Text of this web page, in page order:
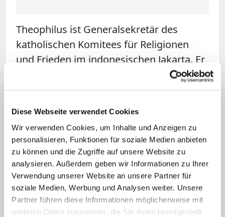
Diese Webseite verwendet Cookies
Wir verwenden Cookies, um Inhalte und Anzeigen zu
personalisieren, Funktionen für soziale Medien anbieten
zu können und die Zugriffe auf unsere Website zu
analysieren. Außerdem geben wir Informationen zu Ihrer
Verwendung unserer Website an unsere Partner für
soziale Medien, Werbung und Analysen weiter. Unsere
Partner führen diese Informationen möglicherweise mit
weiteren Daten zusammen, die Sie ihnen bereitgestellt
Theophilus ist Generalsekretär des
katholischen Komitees für Religionen
und Frieden im indonesischen Jakarta. Er
kämpft seit Jahren für die Einhaltung der
zunehmend extremistische Gruppen
Minderheiten wie Christen, aber auch
schiitische Muslime. Die Extremisten
werden für ihre Gewalttaten – unter
anderem auch Überfälle auf Kirchen –
fast nie zur Rechenschaft gezogen, weil